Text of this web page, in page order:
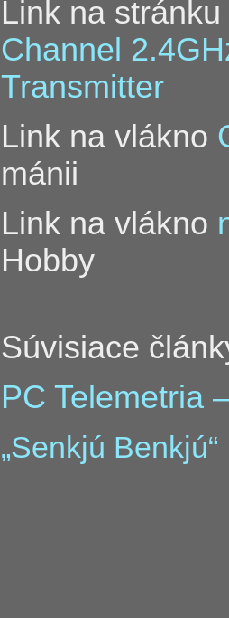
Link na
Channel
Transmitter
Link na vlákno
mánii
Link na vlákno
Hobby
Súvisiace
PC Telemetria
„Senkjú Benkjú“